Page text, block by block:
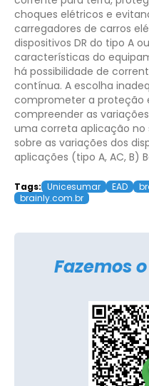
choques elétricos e
carregadores de carros
dispositivos DR do tipo A
características do
há possibilidade de
contínua. A escolha
comprometer a proteção
compreender as
uma correta aplicação
sobre as variações dos
aplicações (tipo A, AC, B)
Tags: Unicesumar EAD
brainly.com.br
Fazemos